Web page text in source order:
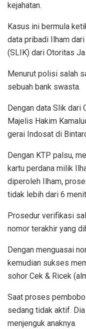
kejahatan.
Kasus ini bermula
data pribadi Ilham
(SLIK) dari Otoritas
Menurut polisi salah
sebuah bank swasta.
Dengan data Slik dari
Majelis Hakim
gerai Indosat di
Dengan KTP palsu,
kartu perdana milik
diperoleh Ilham,
tidak lebih dari 6
Prosedur verifikasi
nomor terakhir yang
Dengan menguasai
kemudian sukses
sohor Cek & Ricek
Saat proses
sedang tidak aktif.
menjenguk anaknya.